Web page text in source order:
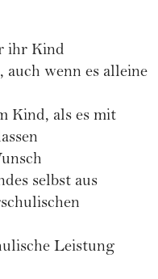
ihr Kind
wenn es alleine
Kind, als es mit
selbst aus
Leistung